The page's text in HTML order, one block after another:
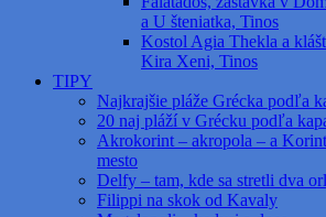
a U šteniatka, Tinos
Kostol Agia Thekla a
Kira Xeni, Tinos
TIPY
Najkrajšie pláže Grécka podľa
20 naj pláží v Grécku podľa
Akrokorint – akropola – a
mesto
Delfy – tam, kde sa stretli dva
Filippi na skok od Kavaly